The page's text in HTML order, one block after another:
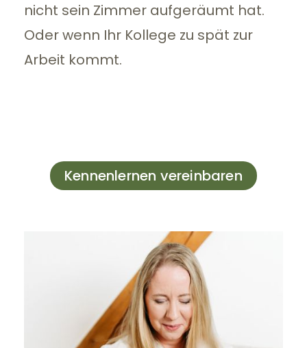
nicht sein Zimmer aufgeräumt hat.
Oder wenn Ihr Kollege zu spät zur
Arbeit kommt.
Kennenlernen vereinbaren